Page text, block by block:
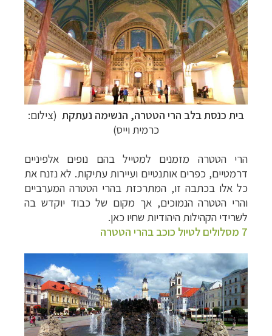
בית כנסת בלב הרי הטטרה, הנשימה נעתקת (צילום:
כרמית וייס)
הרי הטטרה מזמנים למטייל בהם נופים אלפיניים
דרמטיים, כפרים אותנטיים ועיירות עתיקות. לא נזנח את
כל אלו בכתבה זו, המתרכזת בהרי הטטרה המערביים
והרי הטטרה הנמוכים, אך מקום של כבוד יוקדש בה
לשרידי הקהילות היהודיות שחיו כאן.
7 מסלולים לטיול כוכב בהרי הטטרה